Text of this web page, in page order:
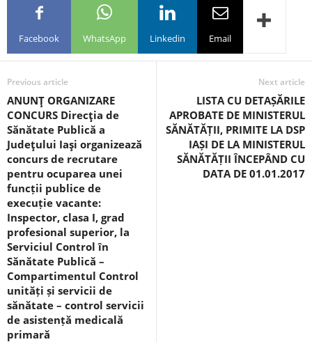
Facebook WhatsApp Linkedin Email
Previous article
ANUNŢ ORGANIZARE
CONCURS Direcţia de
Sănătate Publică a
Judeţului Iaşi organizează
concurs de recrutare
pentru ocuparea unei
funcții publice de
execuție vacante:
Inspector, clasa I, grad
profesional superior, la
Serviciul Control în
Sănătate Publică –
Compartimentul Control
unități și servicii de
sănătate – control servicii
de asistență medicală
primară
Next article
LISTA CU DETAȘĂRILE
APROBATE DE MINISTERUL
SĂNĂTĂȚII, PRIMITE LA DSP
IAȘI DE LA MINISTERUL
SĂNĂTĂȚII ÎNCEPÂND CU
DATA DE 01.01.2017